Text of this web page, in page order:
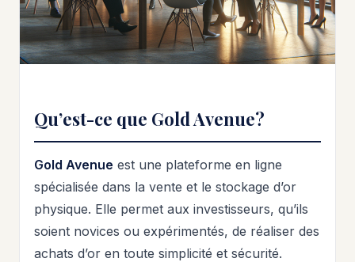
Qu’est-ce que Gold Avenue?
Gold Avenue est une plateforme en ligne
spécialisée dans la vente et le stockage d’or
physique. Elle permet aux investisseurs, qu’ils
soient novices ou expérimentés, de réaliser des
achats d’or en toute simplicité et sécurité.